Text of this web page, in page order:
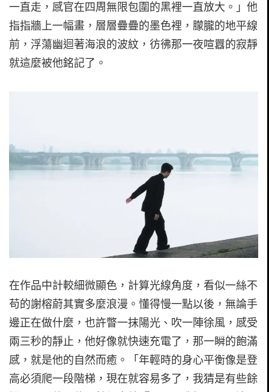
一直走，感官在四周無限包圍的黑裡一直放大。」他
指指牆上一幅畫，層層疊疊的墨色裡，朦朧的地平線
前，浮蕩幽迴著海浪的波紋，彷彿那一夜喧囂的寂靜
就這麼被他銘記了。
在作品中計較細微顯色，計算光線角度，看似一絲不
苟的謝榕蔚其實多麼浪漫。懂得慢一點以後，無論手
邊正在做什麼，也許瞥一抹陽光、吹一陣徐風，感受
兩三秒的靜止，他好像就快速充電了，那一瞬的飽滿
感，就是他的自然而癒。「年輕時的身心平衡像是登
高必須爬一段階梯，現在就容易多了，我猜是有些餘